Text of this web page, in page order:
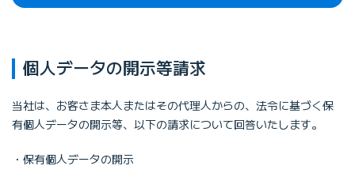
個人データの開示等請求
当社は、お客さま本人またはその代理人からの、法令に基づく保
有個人データの開示等、以下の請求について回答いたします。
保有個人データの開示